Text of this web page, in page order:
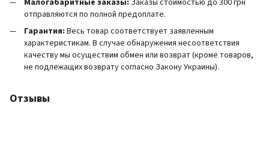
отправляются по полной предоплате.
Гарантия: Весь товар соответствует заявленным
характеристикам. В случае обнаружения несоответствия
качеству мы осуществим обмен или возврат (кроме товаров,
не подлежащих возврату согласно Закону Украины).
Отзывы